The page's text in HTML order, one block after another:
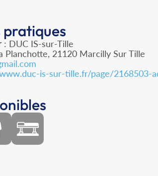
: DUC IS-sur-Tille
Planchotte, 21120 Marcilly Sur Tille
is-sur-tille.fr/page/2168503-